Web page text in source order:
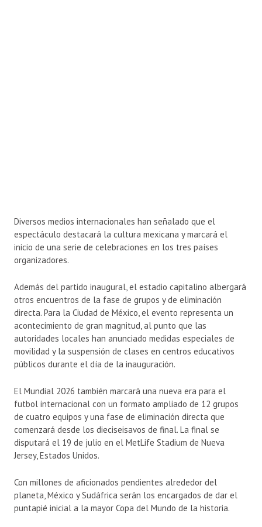
Diversos medios internacionales han señalado que el
espectáculo destacará la cultura mexicana y marcará el
inicio de una serie de celebraciones en los tres países
organizadores.
Además del partido inaugural, el estadio capitalino albergará
otros encuentros de la fase de grupos y de eliminación
directa. Para la Ciudad de México, el evento representa un
acontecimiento de gran magnitud, al punto que las
autoridades locales han anunciado medidas especiales de
movilidad y la suspensión de clases en centros educativos
públicos durante el día de la inauguración.
El Mundial 2026 también marcará una nueva era para el
futbol internacional con un formato ampliado de 12 grupos
de cuatro equipos y una fase de eliminación directa que
comenzará desde los dieciseisavos de final. La final se
disputará el 19 de julio en el MetLife Stadium de Nueva
Jersey, Estados Unidos.
Con millones de aficionados pendientes alrededor del
planeta, México y Sudáfrica serán los encargados de dar el
puntapié inicial a la mayor Copa del Mundo de la historia.